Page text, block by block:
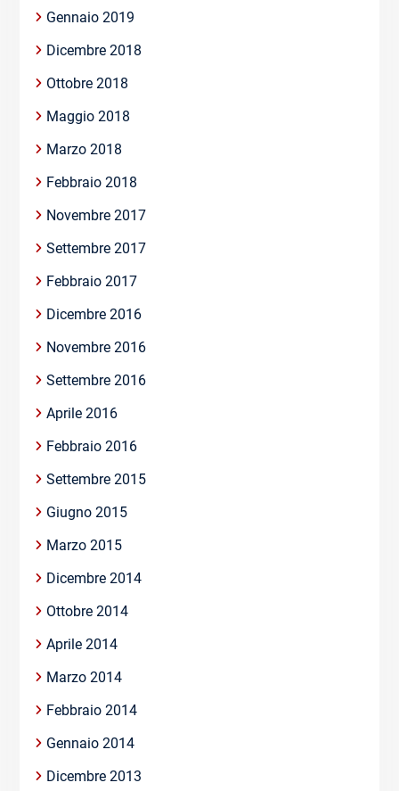
Gennaio 2019
Dicembre 2018
Ottobre 2018
Maggio 2018
Marzo 2018
Febbraio 2018
Novembre 2017
Settembre 2017
Febbraio 2017
Dicembre 2016
Novembre 2016
Settembre 2016
Aprile 2016
Febbraio 2016
Settembre 2015
Giugno 2015
Marzo 2015
Dicembre 2014
Ottobre 2014
Aprile 2014
Marzo 2014
Febbraio 2014
Gennaio 2014
Dicembre 2013